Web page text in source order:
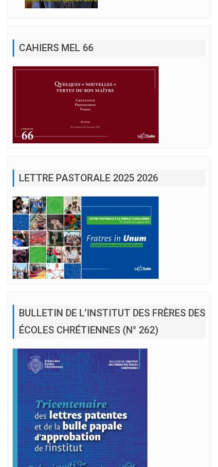
CAHIERS MEL 66
LETTRE PASTORALE 2025 2026
BULLETIN DE L’INSTITUT DES FRÈRES DES
ÉCOLES CHRÉTIENNES (N° 262)